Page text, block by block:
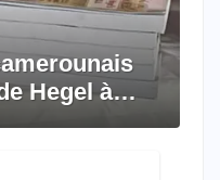
Hegel à